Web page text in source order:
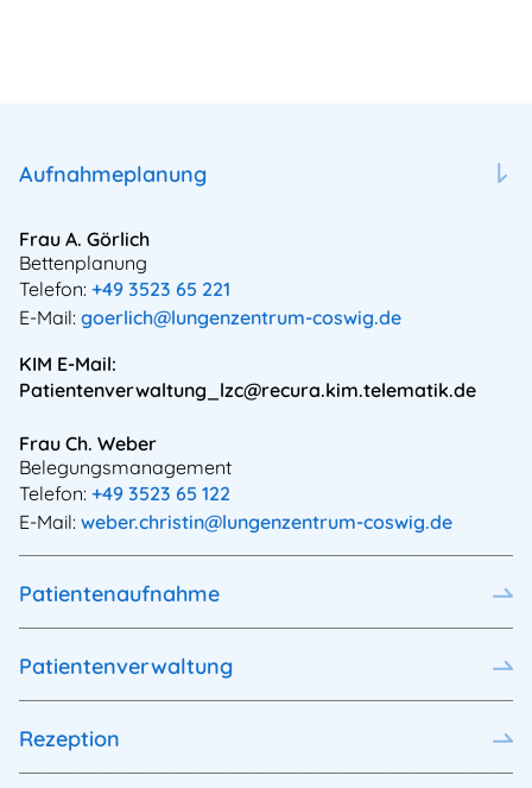
Aufnahmeplanung
Frau A. Görlich
Bettenplanung
Telefon: +49 3523 65 221
E-Mail: goerlich@lungenzentrum-coswig.de
KIM E-Mail:
Patientenverwaltung_lzc@recura.kim.telematik.de
Frau Ch. Weber
Belegungsmanagement
Telefon: +49 3523 65 122
E-Mail: weber.christin@lungenzentrum-coswig.de
Patientenaufnahme
Patientenverwaltung
Rezeption